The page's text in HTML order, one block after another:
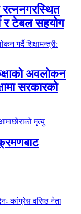
रत्ननगरस्थित
र टेबल सहयोग
अवलोकन
सरकारको